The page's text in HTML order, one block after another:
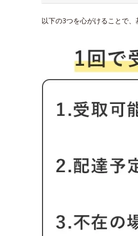
以下の3つを心がけることで、